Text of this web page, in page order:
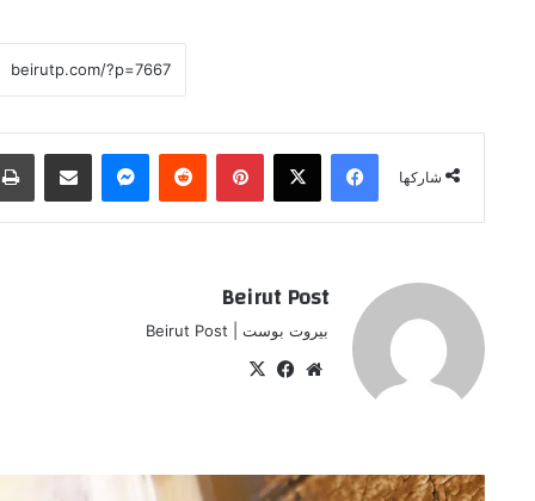
شاركها
فيسبوك ‫X بينتيريست
‏Reddit ماسنجر مشاركة عبر البريد
Beirut Post
بيروت بوست | Beirut Post
موقعفيسبوك